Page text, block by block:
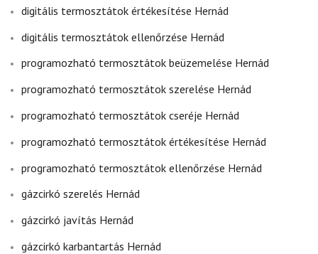
digitális termosztátok értékesítése Hernád
digitális termosztátok ellenőrzése Hernád
programozható termosztátok beüzemelése Hernád
programozható termosztátok szerelése Hernád
programozható termosztátok cseréje Hernád
programozható termosztátok értékesítése Hernád
programozható termosztátok ellenőrzése Hernád
gázcirkó szerelés Hernád
gázcirkó javítás Hernád
gázcirkó karbantartás Hernád